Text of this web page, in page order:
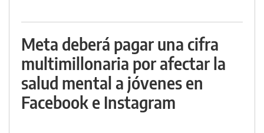
Meta deberá pagar una cifra
multimillonaria por afectar la
salud mental a jóvenes en
Facebook e Instagram